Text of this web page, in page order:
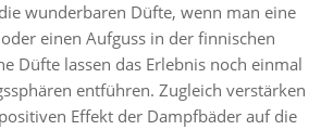
wunderbaren Düfte, wenn man eine
einen Aufguss in der finnischen
Düfte lassen das Erlebnis noch einmal
entführen. Zugleich verstärken
Effekt der Dampfbäder auf die